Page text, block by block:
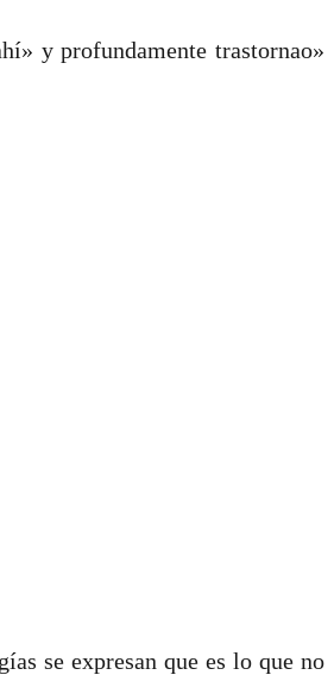
y profundamente trastornao»
se expresan que es lo que no